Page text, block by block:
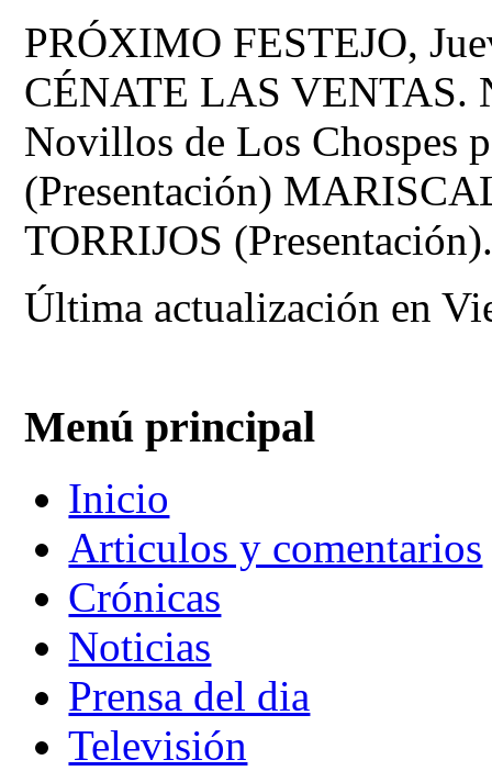
PRÓXIMO FESTEJO,
CÉNATE LAS VENTAS.
Novillos de Los Chospes
(Presentación)
TORRIJOS
Última actualización en
Menú principal
Inicio
Articulos y comentarios
Crónicas
Noticias
Prensa del dia
Televisión